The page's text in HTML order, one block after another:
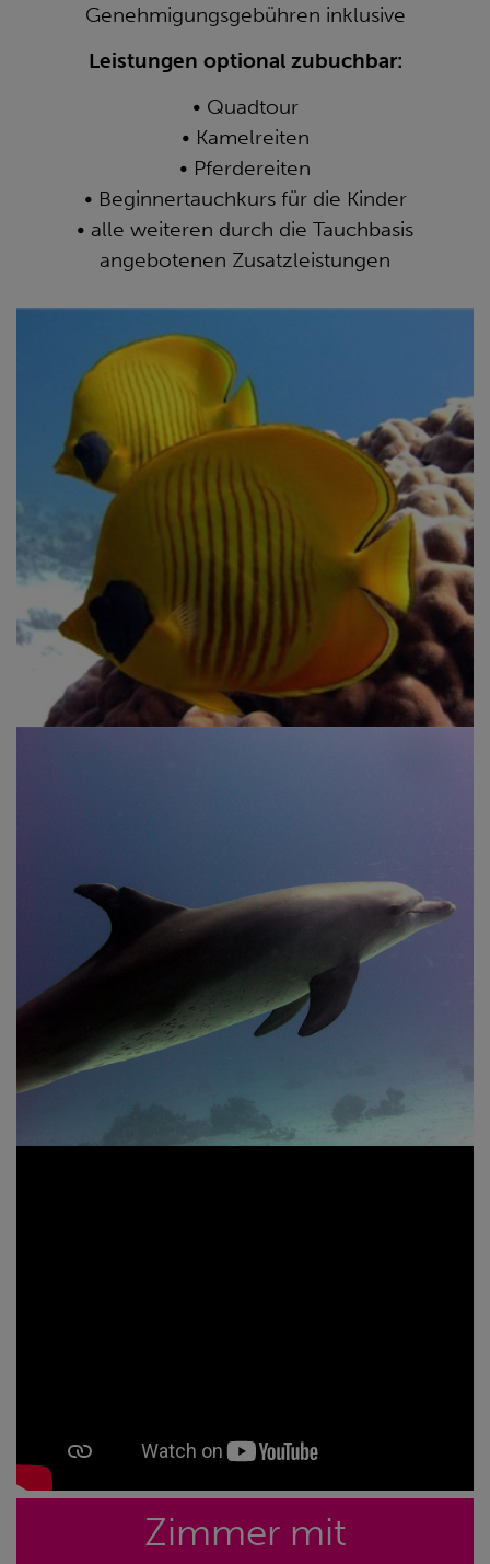
Genehmigungsgebühren inklusive
Leistungen optional zubuchbar:
• Quadtour
• Kamelreiten
• Pferdereiten
• Beginnertauchkurs für die Kinder
• alle weiteren durch die Tauchbasis
angebotenen Zusatzleistungen
Zimmer mit